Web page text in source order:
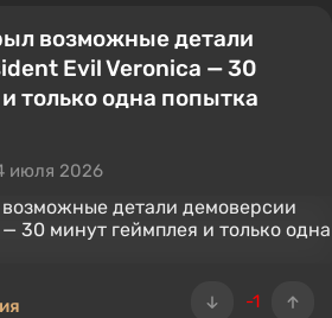
возможные детали
Evil Veronica — 30
только одна попытка
июля 2026
-1